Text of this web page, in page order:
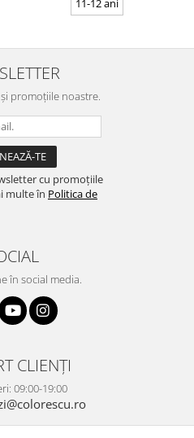
11-12 ani
promoțiile noastre.
cu promoțiile
multe în Politica de
în social media.
CLIENȚI
09:00-19:00